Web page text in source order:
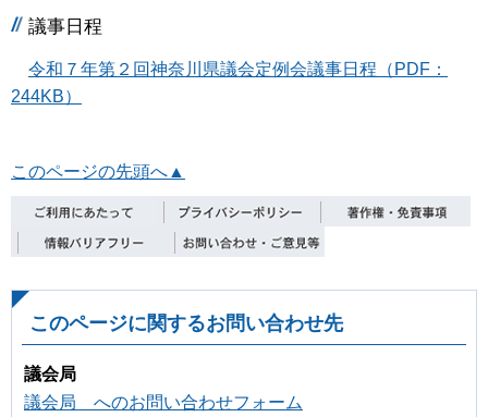
議事日程
令和７年第２回神奈川県議会定例会議事日程（PDF：
244KB）
このページの先頭へ▲
このページに関するお問い合わせ先
議会局
議会局 へのお問い合わせフォーム